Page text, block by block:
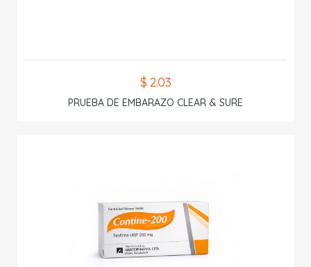
$ 2.03
PRUEBA DE EMBARAZO CLEAR & SURE